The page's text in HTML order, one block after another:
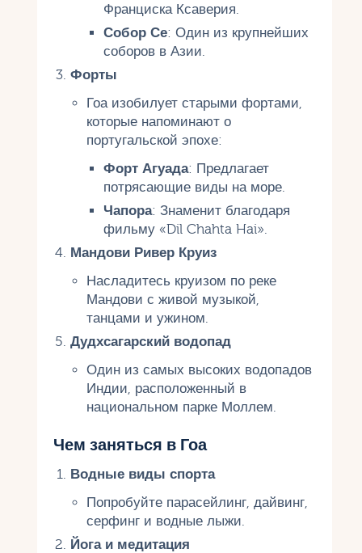
Франциска Ксаверия.
Собор Се: Один из крупнейших
соборов в Азии.
Форты
Гоа изобилует старыми фортами,
которые напоминают о
португальской эпохе:
Форт Агуада: Предлагает
потрясающие виды на море.
Чапора: Знаменит благодаря
фильму «Dil Chahta Hai».
Мандови Ривер Круиз
Насладитесь круизом по реке
Мандови с живой музыкой,
танцами и ужином.
Дудхсагарский водопад
Один из самых высоких водопадов
Индии, расположенный в
национальном парке Моллем.
Чем заняться в Гоа
Водные виды спорта
Попробуйте парасейлинг, дайвинг,
серфинг и водные лыжи.
Йога и медитация